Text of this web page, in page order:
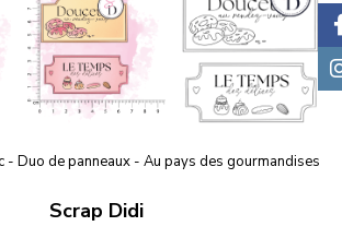
- Duo de panneaux - Au pays des gourmandises
Scrap Didi